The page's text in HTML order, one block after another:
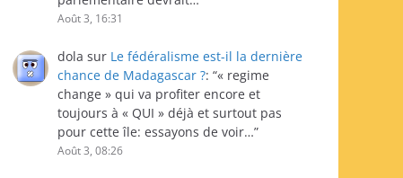
Août 3, 16:31
dola sur Le fédéralisme est-il la dernière
chance de Madagascar ?: “« regime
change » qui va profiter encore et
toujours à « QUI » déjà et surtout pas
pour cette île: essayons de voir…”
Août 3, 08:26